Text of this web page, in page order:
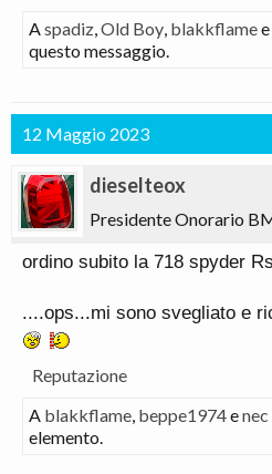
Aspadiz,Old Boy, blakkflamee
questo messaggio.
12 Maggio 2023
dieselteox
Presidente Onorario
ordino subito la 718 spyder
....ops...mi sono svegliato e
Reputazione
A blakkflame, beppe1974e
elemento.